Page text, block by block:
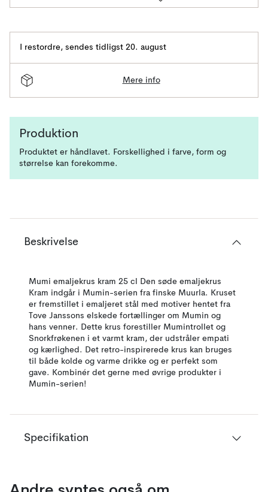
I restordre, sendes tidligst 20. august
Mere info
Produktion
Produktet er håndlavet. Forskellighed i farve, form og
størrelse kan forekomme.
Beskrivelse
Mumi emaljekrus kram 25 cl Den søde emaljekrus
Kram indgår i Mumin-serien fra finske Muurla. Kruset
er fremstillet i emaljeret stål med motiver hentet fra
Tove Janssons elskede fortællinger om Mumin og
hans venner. Dette krus forestiller Mumintrollet og
Snorkfrøkenen i et varmt kram, der udstråler empati
og kærlighed. Det retro-inspirerede krus kan bruges
til både kolde og varme drikke og er perfekt som
gave. Kombinér det gerne med øvrige produkter i
Mumin-serien!
Specifikation